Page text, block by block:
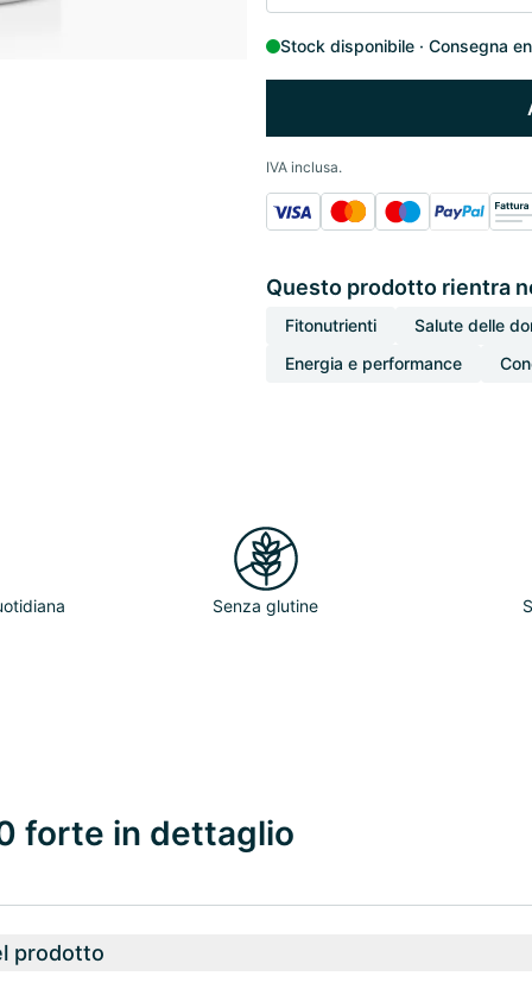
Stock disponibile Consegna
IVA inclusa.
Questo prodotto rientra
Fitonutrienti
Salute delle
Energia e performance
Senza glutine
forte in dettaglio
prodotto